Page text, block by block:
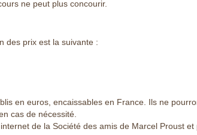
ne peut plus concourir.
des prix est la suivante :
en euros, encaissables en France. Ils ne
cas de nécessité.
de la Société des amis de Marcel Proust